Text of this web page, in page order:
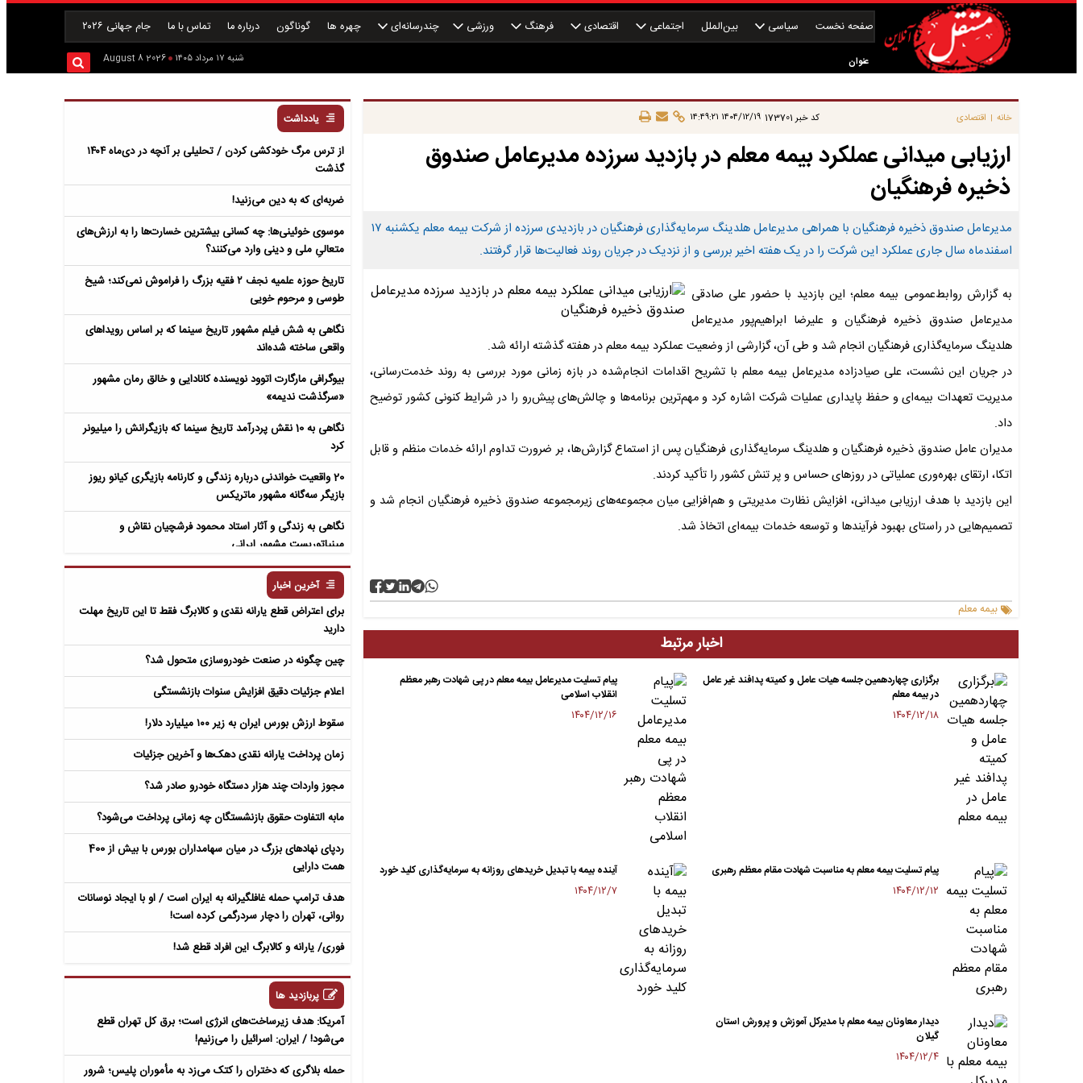
صفحه نخست سیاسی بین‌الملل اجتماعی اقتصادی فرهنگ ورزشی چندرسانه‌ای چهره ها گوناگون درباره ما تماس با ما جام جهانی ۲۰۲۶
عنوان شنبه ۱۷ مرداد ۱۴۰۵ 2026 August 8
خانه | اقتصادی کد خبر173701
|۱۴۰۴/۱۲/۱۹ ۱۴:۴۹:۲۱
ارزیابی میدانی عملکرد بیمه معلم در بازدید سرزده مدیرعامل صندوق
ذخیره فرهنگیان
مدیرعامل صندوق ذخیره فرهنگیان با همراهی مدیرعامل هلدینگ سرمایه‌گذاری فرهنگیان در بازدیدی سرزده از شرکت بیمه معلم یکشنبه ۱۷
اسفندماه سال جاری عملکرد این شرکت را در یک هفته اخیر بررسی و از نزدیک در جریان روند فعالیت‌ها قرار گرفتند.
به گزارش روابط‌عمومی بیمه معلم؛ این بازدید با حضور علی صادقی
مدیرعامل صندوق ذخیره فرهنگیان و علیرضا ابراهیم‌پور مدیرعامل
هلدینگ سرمایه‌گذاری فرهنگیان انجام شد و طی آن، گزارشی از وضعیت عملکرد بیمه معلم در هفته گذشته ارائه شد.
در جریان این نشست، علی صیادزاده مدیرعامل بیمه معلم با تشریح اقدامات انجام‌شده در بازه زمانی مورد بررسی به روند خدمت‌رسانی،
مدیریت تعهدات بیمه‌ای و حفظ پایداری عملیات شرکت اشاره کرد و مهم‌ترین برنامه‌ها و چالش‌های پیش‌رو را در شرایط کنونی کشور توضیح
داد.
مدیران عامل صندوق ذخیره فرهنگیان و هلدینگ سرمایه‌گذاری فرهنگیان پس از استماع گزارش‌ها، بر ضرورت تداوم ارائه خدمات منظم و قابل
اتکا، ارتقای بهره‌وری عملیاتی در روزهای حساس و پر تنش کشور را تأکید کردند.
این بازدید با هدف ارزیابی میدانی، افزایش نظارت مدیریتی و هم‌افزایی میان مجموعه‌های زیرمجموعه صندوق ذخیره فرهنگیان انجام شد و
تصمیم‌هایی در راستای بهبود فرآیندها و توسعه خدمات بیمه‌ای اتخاذ شد.
بیمه معلم
اخبار مرتبط
برگزاری چهاردهمین جلسه هیات عامل و کمیته پدافند غیر عامل
در بیمه معلم
۱۴۰۴/۱۲/۱۸
پیام تسلیت مدیرعامل بیمه معلم در پی شهادت رهبر معظم
انقلاب اسلامی
۱۴۰۴/۱۲/۱۶
پیام تسلیت بیمه معلم به مناسبت شهادت مقام معظم رهبری
۱۴۰۴/۱۲/۱۲
آینده بیمه با تبدیل خریدهای روزانه به سرمایه‌گذاری کلید خورد
۱۴۰۴/۱۲/۷
دیدار معاونان بیمه معلم با مدیرکل آموزش و پرورش استان
گیلان
۱۴۰۴/۱۲/۴
یادداشت
از ترس مرگ خودکشی کردن / تحلیلی بر آنچه در دی‌ماه ۱۴۰۴
گذشت
ضربه‌ای که به دین می‌زنید!
موسوی خوئینی‌ها: چه کسانی بیشترین خسارت‌ها را به ارزش‌های
متعالیِ ملی و دینی وارد می‌کنند؟
تاریخ حوزه علمیه نجف ۲ فقیه بزرگ را فراموش نمی‌کند؛ شیخ
طوسی و مرحوم خویی
نگاهی به شش فیلم مشهور تاریخ سینما که بر اساس رویداهای
واقعی ساخته شده‌اند
بیوگرافی مارگارت اتوود نویسنده کانادایی و خالق رمان مشهور
«سرگذشت ندیمه»
نگاهی به 10 نقش پردرآمد تاریخ سینما که بازیگرانش را میلیونر
کرد
20 واقعیت خواندنی درباره زندگی و کارنامه بازیگری کیانو ریوز
بازیگر سه‌گانه مشهور ماتریکس
نگاهی به زندگی و آثار استاد محمود فرشچیان نقاش و
مینیاتوریست مشهور ایرانی
نگاهی به زندگی و آثار عباس معروفی نویسنده ایرانی و خالق رمان
سمفونی مردگان
آخرین اخبار
برای اعتراض قطع یارانه نقدی و کالابرگ فقط تا این تاریخ مهلت
دارید
چین چگونه در صنعت خودروسازی متحول شد؟
اعلام جزئیات دقیق افزایش سنوات بازنشستگی
سقوط ارزش بورس ایران به زیر ۱۰۰ میلیارد دلار!
زمان پرداخت یارانه نقدی دهک‌ها و آخرین جزئیات
مجوز واردات چند هزار دستگاه خودرو صادر شد؟
مابه التفاوت حقوق بازنشستگان چه زمانی پرداخت می‌شود؟
ردپای نهادهای بزرگ در میان سهامداران بورس با بیش از 400
همت دارایی
هدف ترامپ حمله غافلگیرانه به ایران است / او با ایجاد نوسانات
روانی، تهران را دچار سردرگمی کرده است!
فوری/ یارانه و کالابرگ این افراد قطع شد!
پربازدید ها
آمریکا: هدف زیرساخت‌های انرژی است؛ برق کل تهران قطع
می‌شود! / ایران: اسرائیل را می‌زنیم!
حمله بلاگری که دختران را کتک می‌زد به مأموران پلیس؛ شرور